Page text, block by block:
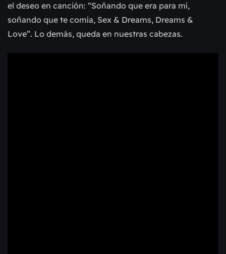
el deseo en canción: “Soñando que era para mí,
soñando que te comía, Sex & Dreams, Dreams &
Love”. Lo demás, queda en nuestras cabezas.